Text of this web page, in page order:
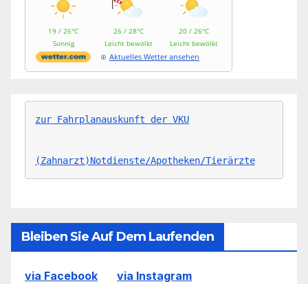
19 / 26°C
Sonnig
26 / 28°C
Leicht bewölkt
20 / 26°C
Leicht bewölkt
Aktuelles Wetter ansehen
zur Fahrplanauskunft der VKU
(Zahnarzt)Notdienste/Apotheken/Tierärzte
Bleiben Sie Auf Dem Laufenden
via Facebook via Instagram